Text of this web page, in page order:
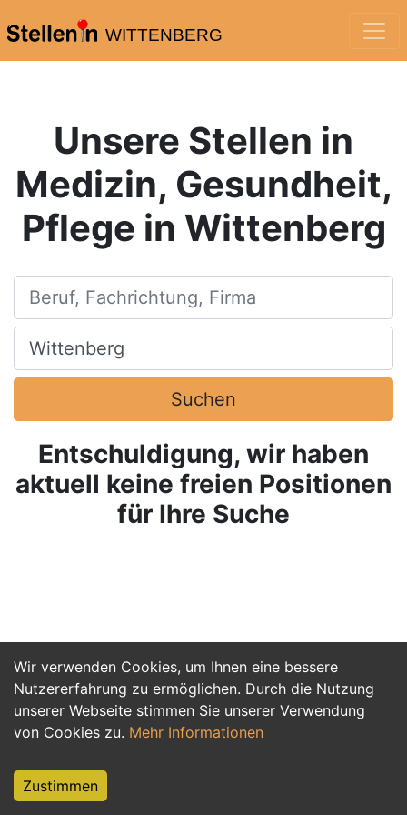
WITTENBERG
Wir verwenden Cookies, um Ihnen eine bessere
Nutzererfahrung zu ermöglichen. Durch die Nutzung
unserer Webseite stimmen Sie unserer Verwendung
von Cookies zu. Mehr Informationen
Zustimmen
Unsere Stellen in
Medizin, Gesundheit,
Pflege in Wittenberg
Beruf, Fachrichtung, Firma
Ort, Stadt
Suchen
Entschuldigung, wir haben
aktuell keine freien Positionen
für Ihre Suche